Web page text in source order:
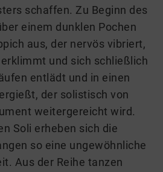
schaffen. Zu Beginn des
einem dunklen Pochen
aus, der nervös vibriert,
und sich schließlich
entlädt und in einen
der solistisch von
weitergereicht wird.
Soli erheben sich die
so eine ungewöhnliche
Aus der Reihe tanzen